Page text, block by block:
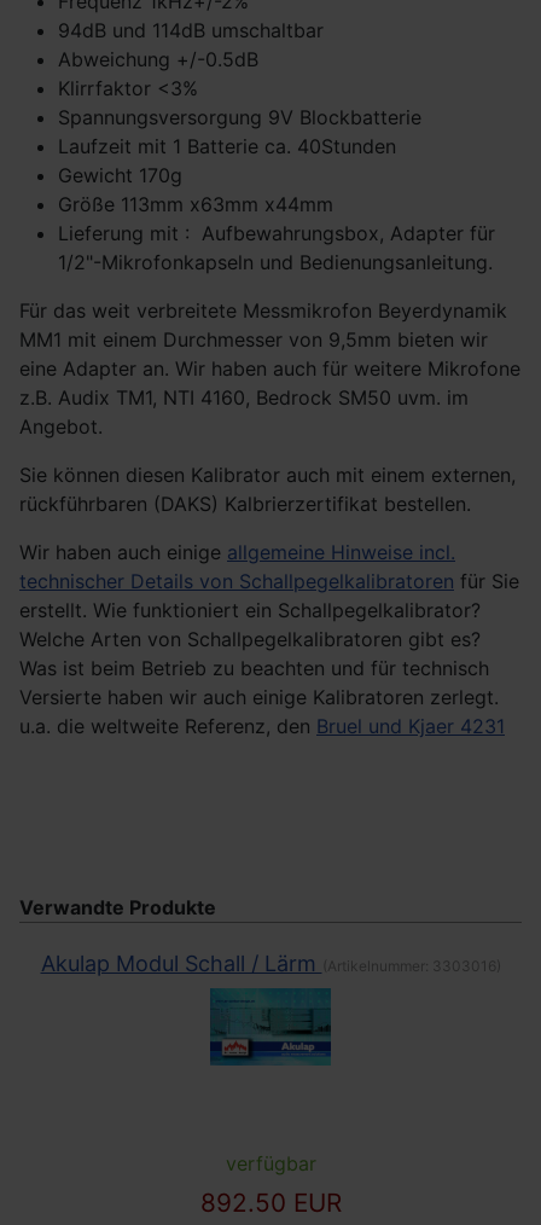
94dB und 114dB umschaltbar
Abweichung +/-0.5dB
Klirrfaktor <3%
Spannungsversorgung 9V Blockbatterie
Laufzeit mit 1 Batterie ca. 40Stunden
Gewicht 170g
Größe 113mm x63mm x44mm
Lieferung mit : Aufbewahrungsbox, Adapter für
1/2"-Mikrofonkapseln und Bedienungsanleitung.
Für das weit verbreitete Messmikrofon Beyerdynamik
MM1 mit einem Durchmesser von 9,5mm bieten wir
eine Adapter an. Wir haben auch für weitere Mikrofone
z.B. Audix TM1, NTI 4160, Bedrock SM50 uvm. im
Angebot.
Sie können diesen Kalibrator auch mit einem externen,
rückführbaren (DAKS) Kalbrierzertifikat bestellen.
Wir haben auch einige allgemeine Hinweise incl.
technischer Details von Schallpegelkalibratoren für Sie
erstellt. Wie funktioniert ein Schallpegelkalibrator?
Welche Arten von Schallpegelkalibratoren gibt es?
Was ist beim Betrieb zu beachten und für technisch
Versierte haben wir auch einige Kalibratoren zerlegt.
u.a. die weltweite Referenz, den Bruel und Kjaer 4231
Verwandte Produkte
Akulap Modul Schall / Lärm (Artikelnummer: 3303016 )
verfügbar
892.50 EUR